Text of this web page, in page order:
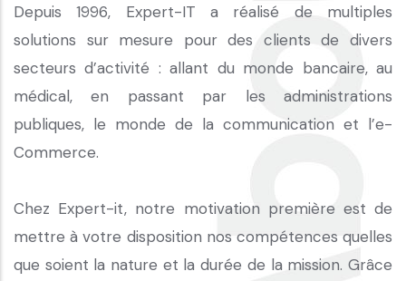
Depuis 1996, Expert-IT a réalisé de multiples
solutions sur mesure pour des clients de divers
secteurs d’activité : allant du monde bancaire, au
médical, en passant par les administrations
publiques, le monde de la communication et l’e-
Commerce.
Chez Expert-it, notre motivation première est de
mettre à votre disposition nos compétences quelles
que soient la nature et la durée de la mission. Grâce